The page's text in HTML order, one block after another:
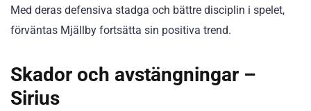
Med deras defensiva stadga och bättre disciplin i spelet,
förväntas Mjällby fortsätta sin positiva trend.
Skador och avstängningar –
Sirius